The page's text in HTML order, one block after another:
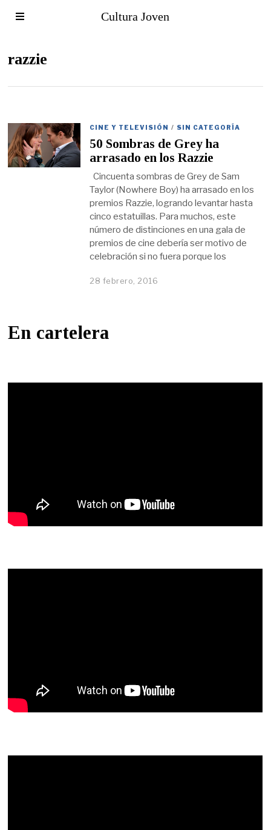
Cultura Joven
razzie
CINE Y TELEVISIÓN / SIN CATEGORÍA
50 Sombras de Grey ha
arrasado en los Razzie
Cincuenta sombras de Grey de Sam
Taylor (Nowhere Boy) ha arrasado en los
premios Razzie, logrando levantar hasta
cinco estatuillas. Para muchos, este
número de distinciones en una gala de
premios de cine debería ser motivo de
celebración si no fuera porque los
28 febrero, 2016
En cartelera